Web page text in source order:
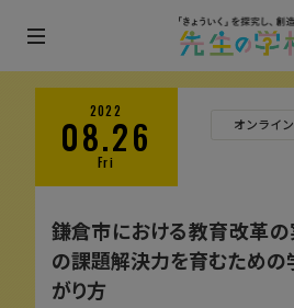
メ
2022
08.26
Fri
オンライン
鎌倉市における教育改革の
の課題解決力を育むための
がり方